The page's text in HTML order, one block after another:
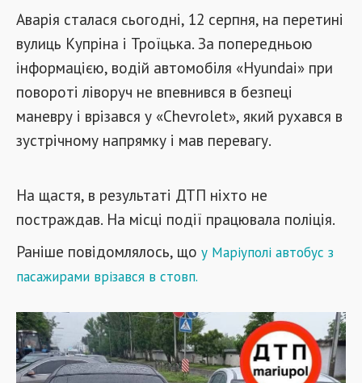
Аварія сталася сьогодні, 12 серпня, на перетині
вулиць Купріна і Троїцька. За попередньою
інформацією, водій автомобіля «Hyundai» при
повороті ліворуч не впевнився в безпеці
маневру і врізався у «Chevrolet», який рухався в
зустрічному напрямку і мав перевагу.
На щастя, в результаті ДТП ніхто не
постраждав. На місці події працювала поліція.
Раніше повідомлялось, що у Маріуполі автобус з
пасажирами врізався в стовп.